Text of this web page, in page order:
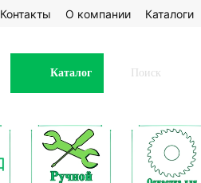
Контакты О компании Каталоги
Каталог